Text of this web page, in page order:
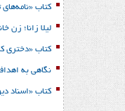
کتاب
لیلا زانا؛ زن
کتاب «دختری
نگاهی به
کتاب «اسناد